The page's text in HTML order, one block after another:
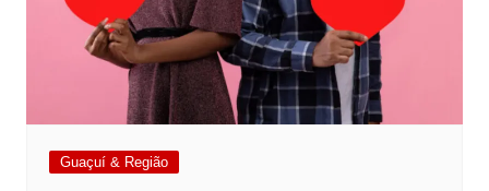
Guaçuí & Região